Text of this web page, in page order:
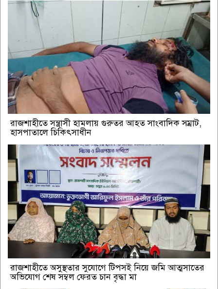
রাজশাহীতে সন্ত্রাসী হামলায় গুরুতর আহত সাংবাদিক সম্রাট,
হাসপাতালে চিকিৎসাধীন
রাজশাহীতে অসুস্থতার সুযোগে টিপসই নিয়ে জমি আত্মসাতের
অভিযোগ শেষ সম্বল ফেরত চান বৃদ্ধা মা